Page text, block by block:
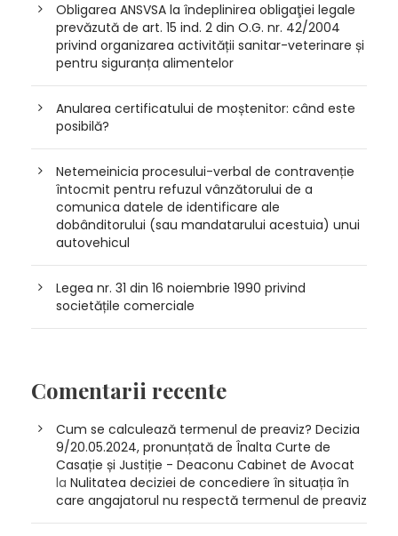
Obligarea ANSVSA la îndeplinirea obligaţiei legale
prevăzută de art. 15 ind. 2 din O.G. nr. 42/2004
privind organizarea activității sanitar-veterinare și
pentru siguranța alimentelor
Anularea certificatului de moștenitor: când este
posibilă?
Netemeinicia procesului-verbal de contravenție
întocmit pentru refuzul vânzătorului de a
comunica datele de identificare ale
dobânditorului (sau mandatarului acestuia) unui
autovehicul
Legea nr. 31 din 16 noiembrie 1990 privind
societățile comerciale
Comentarii recente
Cum se calculează termenul de preaviz? Decizia
9/20.05.2024, pronunțată de Înalta Curte de
Casație și Justiție - Deaconu Cabinet de Avocat
la Nulitatea deciziei de concediere în situația în
care angajatorul nu respectă termenul de preaviz